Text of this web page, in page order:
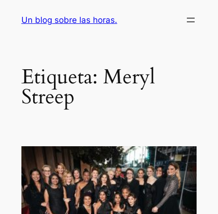
Un blog sobre las horas.
Etiqueta: Meryl
Streep